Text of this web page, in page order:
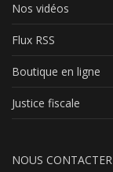
Nos vidéos
Flux RSS
Boutique en ligne
Justice fiscale
NOUS CONTACTER